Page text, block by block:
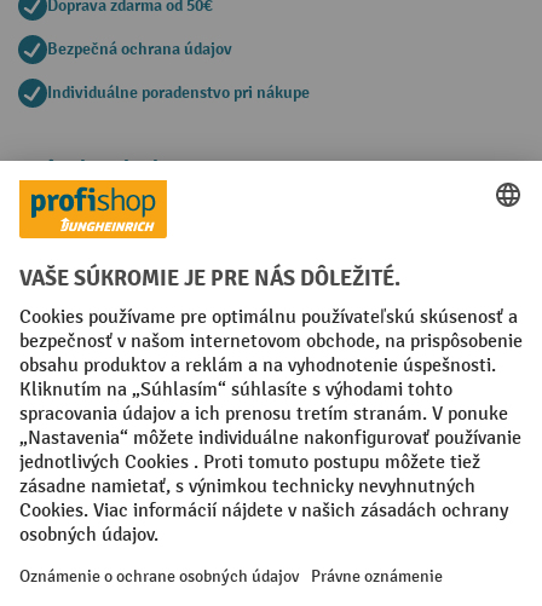
Doprava zdarma od 50€
Bezpečná ochrana údajov
Individuálne poradenstvo pri nákupe
Spôsoby platby
Creditcard (Master)Creditcard (Visa)
Faktúra Predplatba
Sociálne siete
Facebook
YouTube
LinkedIn
Nastavenia ochrany osobných údajov
All prices excl. VAT plusshipping costsand possible delivery charges,